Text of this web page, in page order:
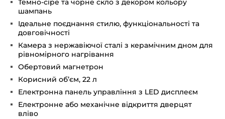
Темно-сіре та чорне скло з декором кольору
шампань
Ідеальне поєднання стилю, функціональності та
довговічності
Камера з нержавіючої сталі з керамічним дном для
рівномірного нагрівання
Обертовий магнетрон
Корисний об’єм, 22 л
Електронна панель управління з LED дисплеєм
Електронне або механічне відкриття дверцят
вліво